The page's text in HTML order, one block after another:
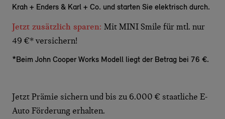
Krah + Enders & Karl + Co. und starten Sie elektrisch durch.
Jetzt zusätzlich sparen: Mit MINI Smile für mtl. nur
49 €* versichern!
*Beim John Cooper Works Modell liegt der Betrag bei 76 €.
Jetzt Prämie sichern und bis zu 6.000 € staatliche E-
Auto Förderung erhalten.